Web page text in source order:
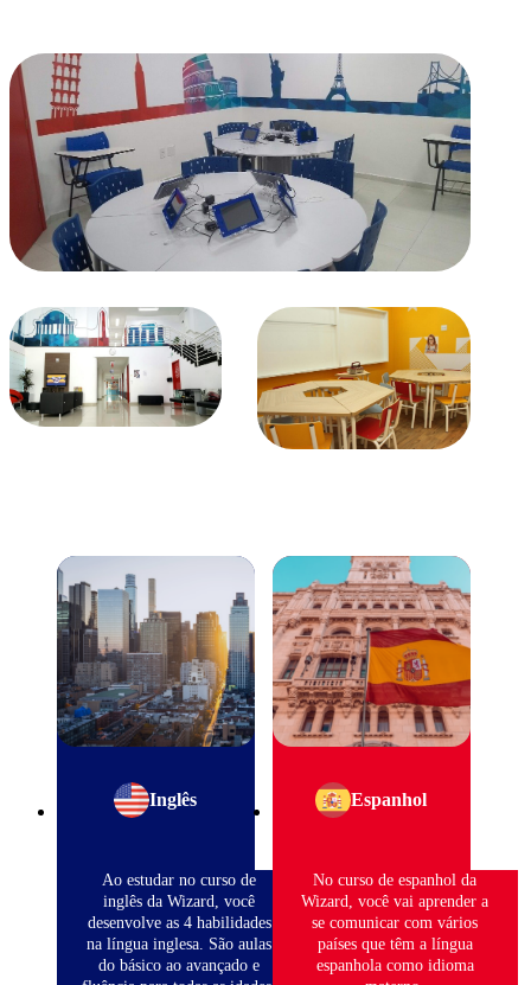
Inglês
Ao estudar no curso de
inglês da Wizard, você
desenvolve as 4 habilidades
na língua inglesa. São aulas
do básico ao avançado e
Espanhol
No curso de espanhol da
Wizard, você vai aprender a
se comunicar com vários
países que têm a língua
espanhola como idioma